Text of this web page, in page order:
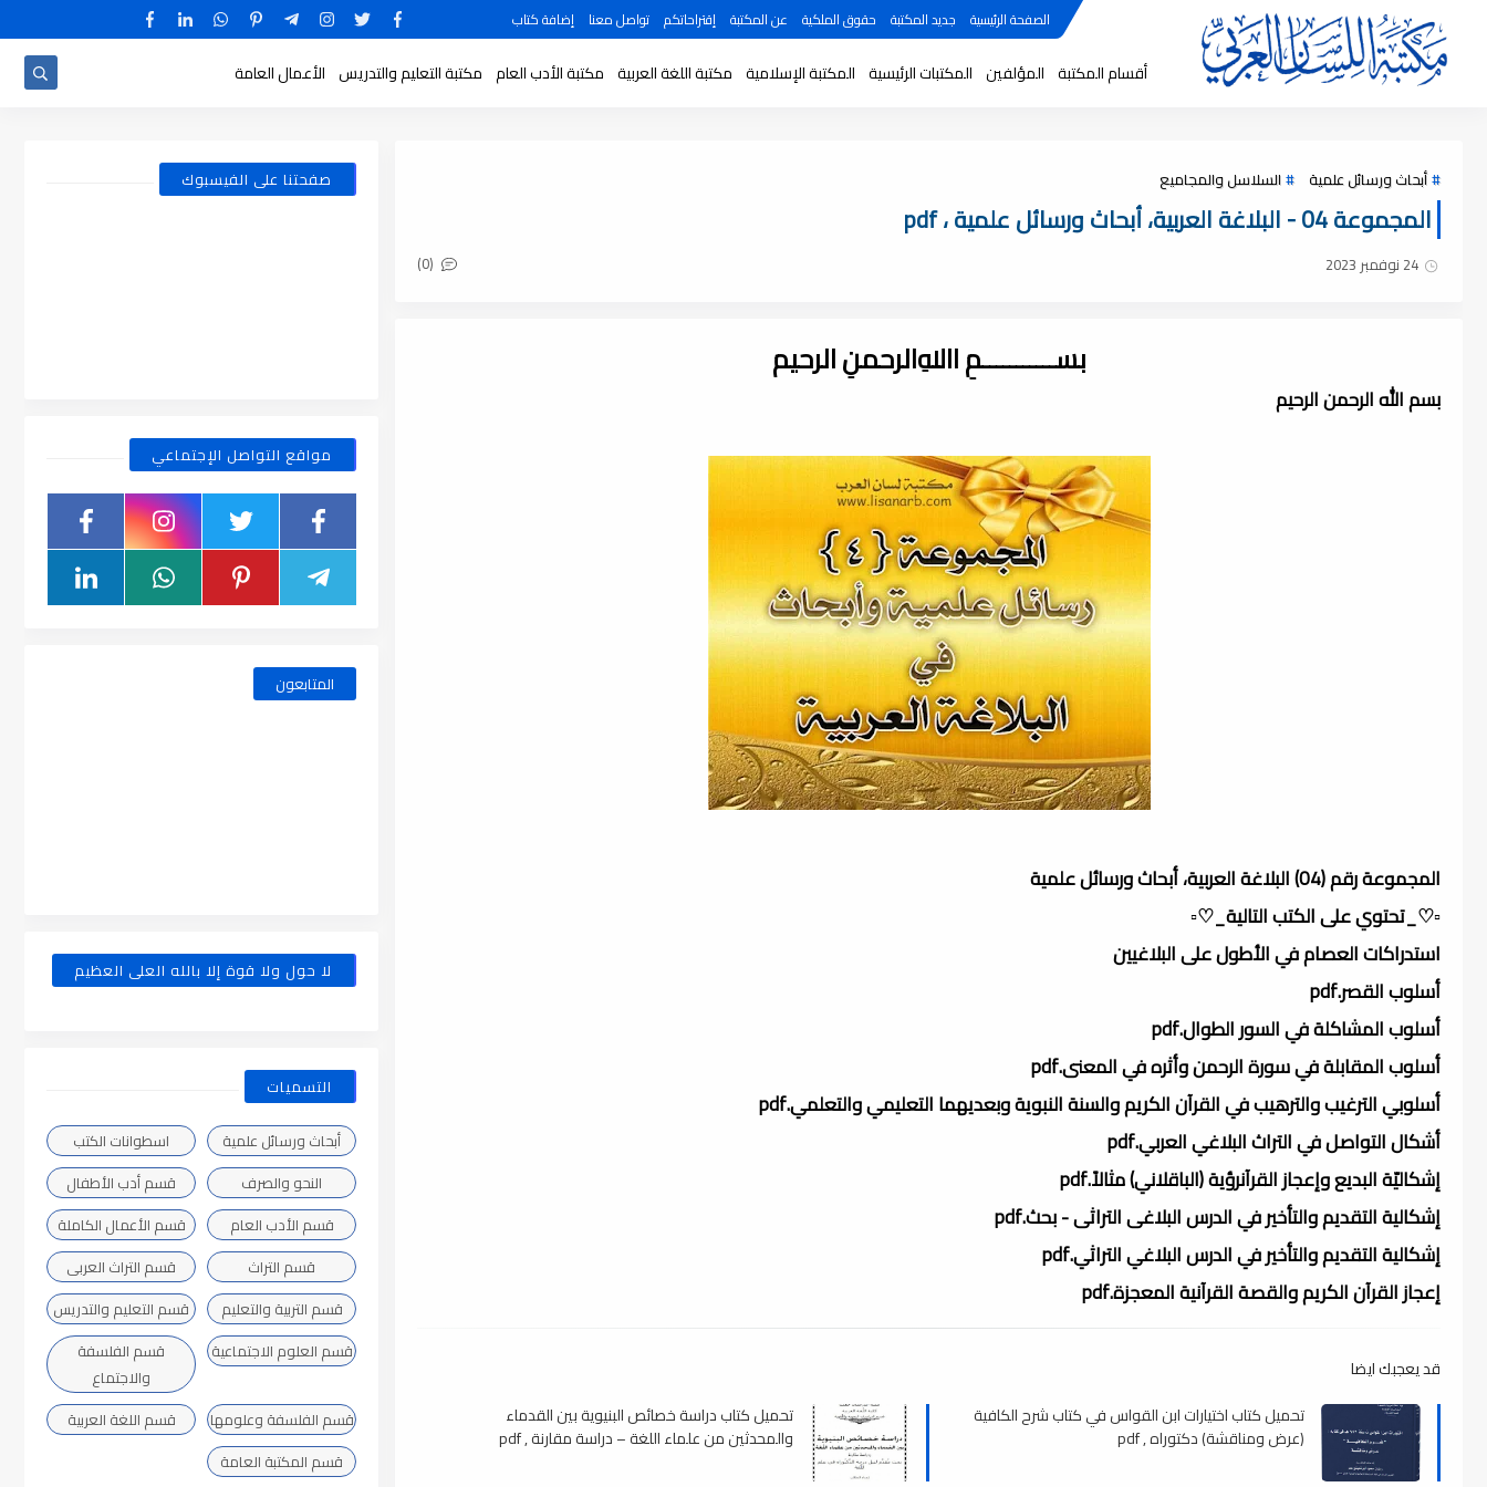
الصفحة الرئيسية جديد المكتبة حقوق الملكية عن المكتبة إقتراحاتكم تواصل معنا إضافة كتاب
أقسام المكتبة المؤلفين المكتبات الرئيسية المكتبة الإسلامية مكتبة اللغة العربية مكتبة الأدب العام مكتبة التعليم والتدريس الأعمال العامة
أبحاث ورسائل علمية السلاسل والمجاميع
المجموعة 04 - البلاغة العربية، أبحاث ورسائل علمية ، pdf
24 نوفمبر 2023 (0)
بســـــــــــمِ اﷲِالرحمنِ الرحيم
بسم الله الرحمن الرحيم
المجموعة رقم (04) البلاغة العربية، أبحاث ورسائل علمية
▫️♡_تحتوي على الكتب التالية_♡▫️
استدراكات العصام في الأطول على البلاغيين
أسلوب القصر.pdf
أسلوب المشاكلة في السور الطوال.pdf
أسلوب المقابلة في سورة الرحمن وأثره في المعنى.pdf
أسلوبي الترغيب والترهيب في القرآن الكريم والسنة النبوية وبعديهما التعليمي والتعلمي.pdf
أشكال التواصل في التراث البلاغي العربي.pdf
إشكاليّة البديع وإعجاز القرآنرؤية (الباقلاني) مثالاً.pdf
إشكالية التقديم والتأخير في الدرس البلاغى التراثى - بحث.pdf
إشكالية التقديم والتأخير في الدرس البلاغي التراثي.pdf
إعجاز القرآن الكريم والقصة القرآنية المعجزة.pdf
قد يعجبك ايضا
تحميل كتاب اختيارات ابن القواس في كتاب شرح الكافية
(عرض ومناقشة) دكتوراه , pdf
تحميل كتاب دراسة خصائص البنيوية بين القدماء
والمحدثين من علماء اللغة – دراسة مقارنة , pdf
صفحتنا على الفيسبوك
مواقع التواصل الإجتماعي
المتابعون
لا حول ولا قوة إلا بالله العلى العظيم
التسميات
أبحاث ورسائل علمية
اسطوانات الكتب
النحو والصرف
قسم أدب الأطفال
قسم الأدب العام
قسم الأعمال الكاملة
قسم التراث
قسم التراث العربى
قسم التربية والتعليم
قسم التعليم والتدريس
قسم العلوم الاجتماعية
قسم الفلسفة
والاجتماع
قسم الفلسفة وعلومها
قسم اللغة العربية
قسم المكتبة العامة